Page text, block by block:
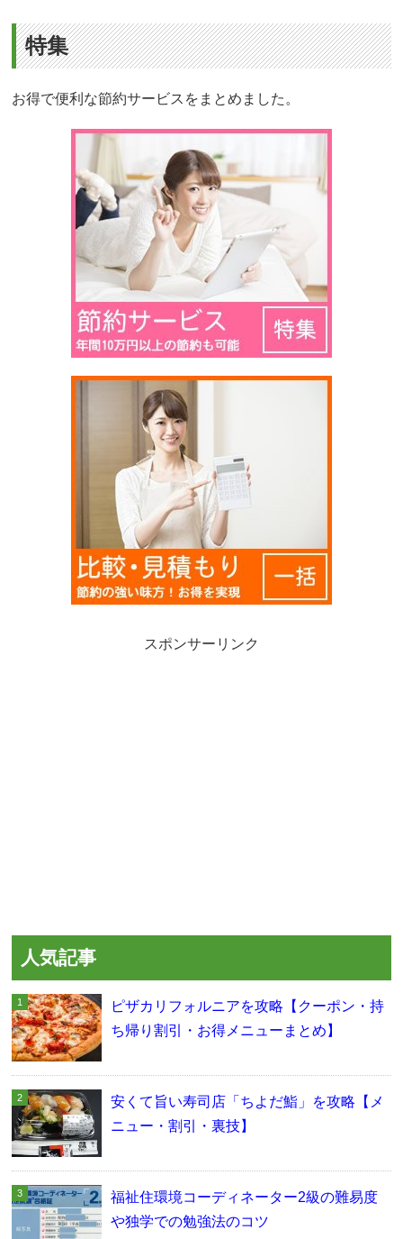
特集
お得で便利な節約サービスをまとめました。
スポンサーリンク
人気記事
ピザカリフォルニアを攻略【クーポン・持
ち帰り割引・お得メニューまとめ】
安くて旨い寿司店「ちよだ鮨」を攻略【メ
ニュー・割引・裏技】
福祉住環境コーディネーター2級の難易度
や独学での勉強法のコツ